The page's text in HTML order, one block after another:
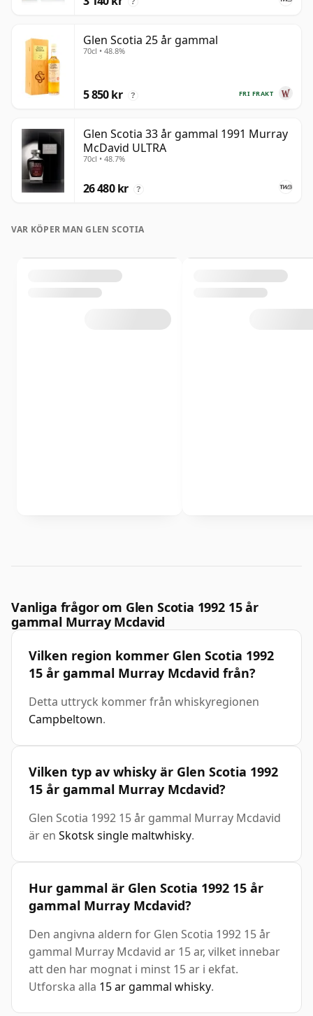
Glen Scotia 25 år gammal
70cl • 48.8%
FRI FRAKT
5 850 kr ?
Glen Scotia 33 år gammal 1991 Murray
McDavid ULTRA
70cl • 48.7%
26 480 kr ?
VAR KÖPER MAN GLEN SCOTIA
Vanliga frågor om Glen Scotia 1992 15 år
gammal Murray Mcdavid
Vilken region kommer Glen Scotia 1992
15 år gammal Murray Mcdavid från?
Detta uttryck kommer från whiskyregionen
Campbeltown.
Vilken typ av whisky är Glen Scotia 1992
15 år gammal Murray Mcdavid?
Glen Scotia 1992 15 år gammal Murray Mcdavid
är en Skotsk single maltwhisky.
Hur gammal är Glen Scotia 1992 15 år
gammal Murray Mcdavid?
Den angivna aldern for Glen Scotia 1992 15 år
gammal Murray Mcdavid ar 15 ar, vilket innebar
att den har mognat i minst 15 ar i ekfat.
Utforska alla 15 ar gammal whisky.